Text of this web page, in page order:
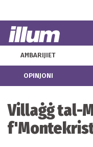
AĦBARIJIET
OPINJONI
Villaġġ tal-